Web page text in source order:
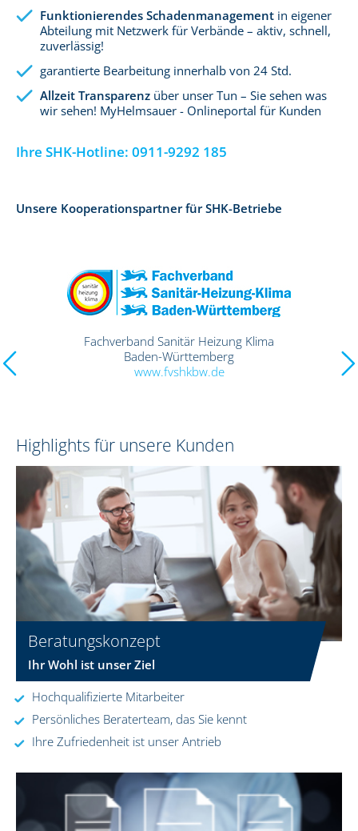
Funktionierendes Schadenmanagement in eigener
Abteilung mit Netzwerk für Verbände – aktiv, schnell,
zuverlässig!
garantierte Bearbeitung innerhalb von 24 Std.
Allzeit Transparenz über unser Tun – Sie sehen was
wir sehen! MyHelmsauer - Onlineportal für Kunden
Ihre SHK-Hotline: 0911-9292 185
Unsere Kooperationspartner für SHK-Betriebe
Fachverband Sanitär Heizung Klima
Niedersachsen
www.fvshk-nds.de
Highlights für unsere Kunden
Beratungskonzept
Ihr Wohl ist unser Ziel
Hochqualifizierte Mitarbeiter
Persönliches Beraterteam, das Sie kennt
Ihre Zufriedenheit ist unser Antrieb